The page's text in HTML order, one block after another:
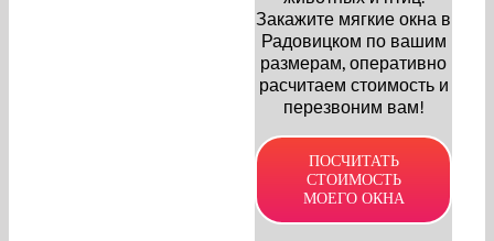
Закажите мягкие окна в
Радовицком по вашим
размерам, оперативно
расчитаем стоимость и
перезвоним вам!
ПОСЧИТАТЬ
СТОИМОСТЬ
МОЕГО ОКНА